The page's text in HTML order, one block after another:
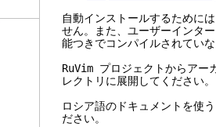
自動インストールするため
せん。また、ユーザーインタ
能つきでコンパイルされてい
RuVim プロジェクトからアー
レクトリに展開してください
ロシア語のドキュメントを使
ださい。